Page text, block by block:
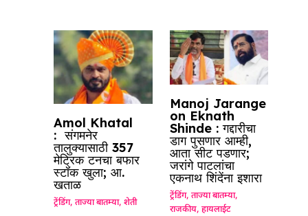
Amol Khatal
: संगमनेर
तालुक्यासाठी 357
मेट्रिक टनचा बफार
स्टॉक खुला; आ.
खताळ
ट्रेंडिंग,ताज्या बातम्या,शेती
Manoj Jarange
on Eknath
Shinde : गद्दारीचा
डाग पुसणार आम्ही,
आता सीट पडणार;
जरांगे पाटलांचा
एकनाथ शिंदेंना इशारा
ट्रेंडिंग, ताज्या बातम्या,
राजकीय, हायलाईट